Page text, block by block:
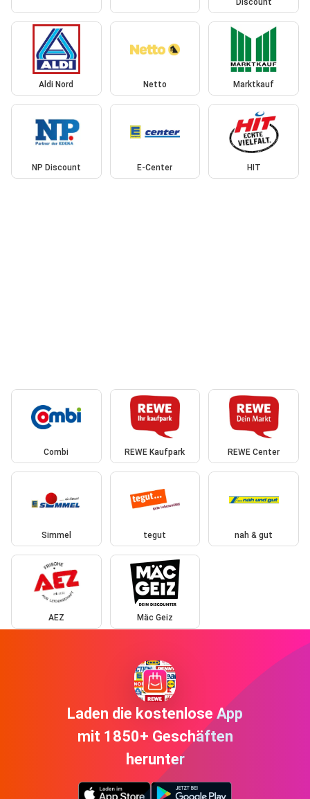
Aldi Nord Netto Marktkauf
NP Discount E-Center HIT
Combi REWE Kaufpark REWE Center
Simmel tegut nah & gut
AEZ Mäc Geiz
Laden die kostenlose App
mit 1850+ Geschäften
herunter